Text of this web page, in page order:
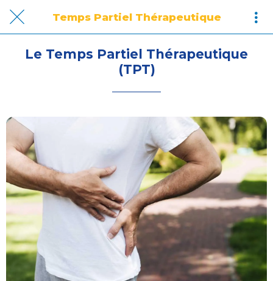
Temps Partiel Thérapeutique
Le Temps Partiel Thérapeutique
(TPT)